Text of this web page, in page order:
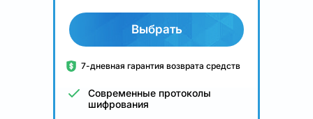
Выбрать
7-дневная гарантия возврата средств
Современные протоколы
шифрования